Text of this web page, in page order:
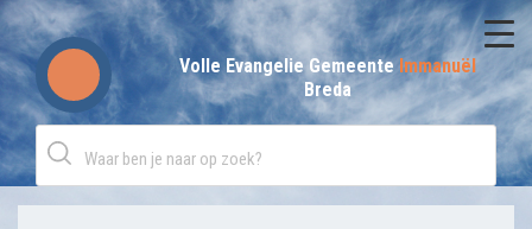
Skip
to
content
Volle Evangelie GemeenteImmanuël
Breda